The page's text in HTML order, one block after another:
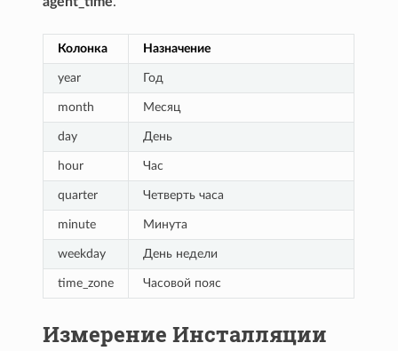
Колонка Назначение
year Год
month Месяц
day День
hour Час
quarter Четверть часа
minute Минута
weekday День недели
time_zone Часовой пояс
Измерение Инсталляции